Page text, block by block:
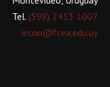
Tel. (598) 2413 1007
iecon@fcea.edu.uy